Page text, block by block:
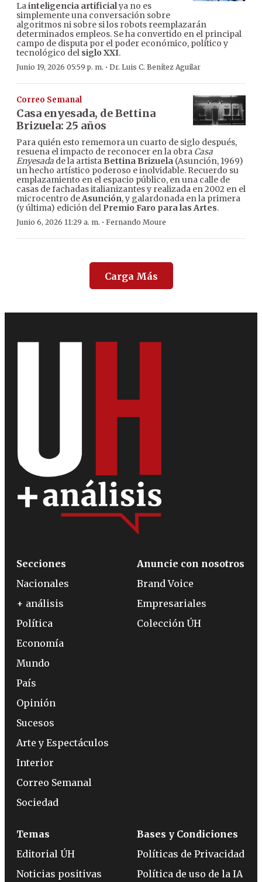
Lainteligencia artificialya no es
simplemente una conversación sobre
algoritmos ni sobre si los robots reemplazarán
determinados empleos. Se ha convertido en el principal
campo de disputa por el poder económico, político y
tecnológico del siglo XXI.
Junio 19, 2026 05:59 p. m. · Dr. Luis C. Benítez Aguilar
Correo Semanal
Casa enyesada, de Bettina
Brizuela: 25 años
Para quién esto rememora un cuarto de siglo después,
resuena el impacto de reconocer en la obra Casa
Enyesada de la artista Bettina Brizuela (Asunción, 1969)
un hecho artístico poderoso e inolvidable. Recuerdo su
emplazamiento en el espacio público, en una calle de
casas de fachadas italianizantes y realizada en 2002 en el
microcentro deAsunción, y galardonada en la primera
(y última) edición del Premio Faro para las Artes.
Junio 6, 2026 11:29 a. m. · Fernando Moure
Carga Más
Secciones
Nacionales
+ análisis
Política
Economía
Mundo
País
Opinión
Sucesos
Arte y Espectáculos
Interior
Correo Semanal
Sociedad
Anuncie con nosotros
Brand Voice
Empresariales
Colección ÚH
Temas
Editorial ÚH
Noticias positivas
Bases y Condiciones
Políticas de Privacidad
Política de uso de la IA